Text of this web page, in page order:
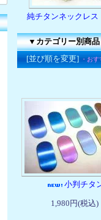
純チタンネックレ
▼カテゴリー別商品
[並び順を変更]
・お
小判チタ
1,980円(税込)